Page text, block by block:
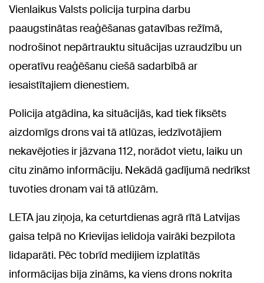
Vienlaikus Valsts policija turpina darbu
paaugstinātas reaģēšanas gatavības režīmā,
nodrošinot nepārtrauktu situācijas uzraudzību un
operatīvu reaģēšanu ciešā sadarbībā ar
iesaistītajiem dienestiem.
Policija atgādina, ka situācijās, kad tiek fiksēts
aizdomīgs drons vai tā atlūzas, iedzīvotājiem
nekavējoties ir jāzvana 112, norādot vietu, laiku un
citu zināmo informāciju. Nekādā gadījumā nedrīkst
tuvoties dronam vai tā atlūzām.
LETA jau ziņoja, ka ceturtdienas agrā rītā Latvijas
gaisa telpā no Krievijas ielidoja vairāki bezpilota
lidaparāti. Pēc tobrīd medijiem izplatītās
informācijas bija zināms, ka viens drons nokrita